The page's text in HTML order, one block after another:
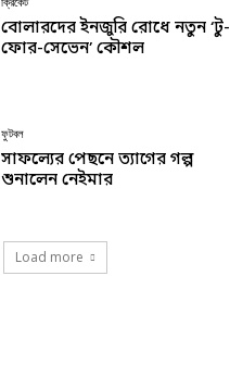
বোলারদের ইনজুরি রোধে নতুন ‘টু-
ফোর-সেভেন’ কৌশল
ফুটবল
সাফল্যের পেছনে ত্যাগের গল্প
শুনালেন নেইমার
Load more